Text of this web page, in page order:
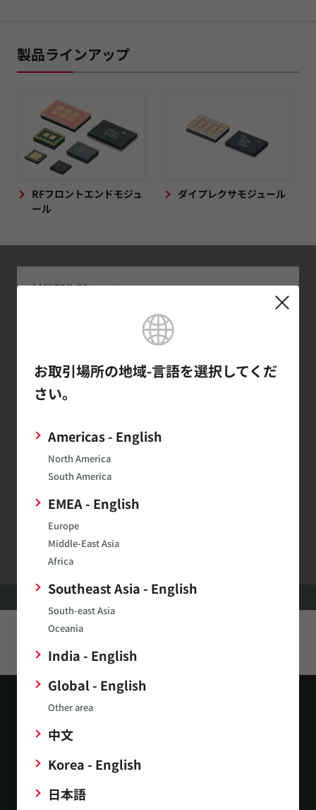
お取引場所の地域-言語を選択してくだ
さい。
Americas - English
North America
South America
EMEA - English
Europe
Middle-East Asia
Africa
Southeast Asia - English
South-east Asia
Oceania
India - English
Global - English
Other area
中文
Korea - English
日本語
製品ラインアップ
RFフロントエンドモジュ
ール
ダイプレクサモジュール
村田製作所メール
最新の製品情報やイベントの紹介
など幅広い情報を月1～２回お届
けします。
ムラタ製品の特性表示や特性データのダウンロードがで
きます。
村田製作所ウェブサイトへのご意見・ご要望
HOME 製品 フロントエンドモジュール
お問い合わせ